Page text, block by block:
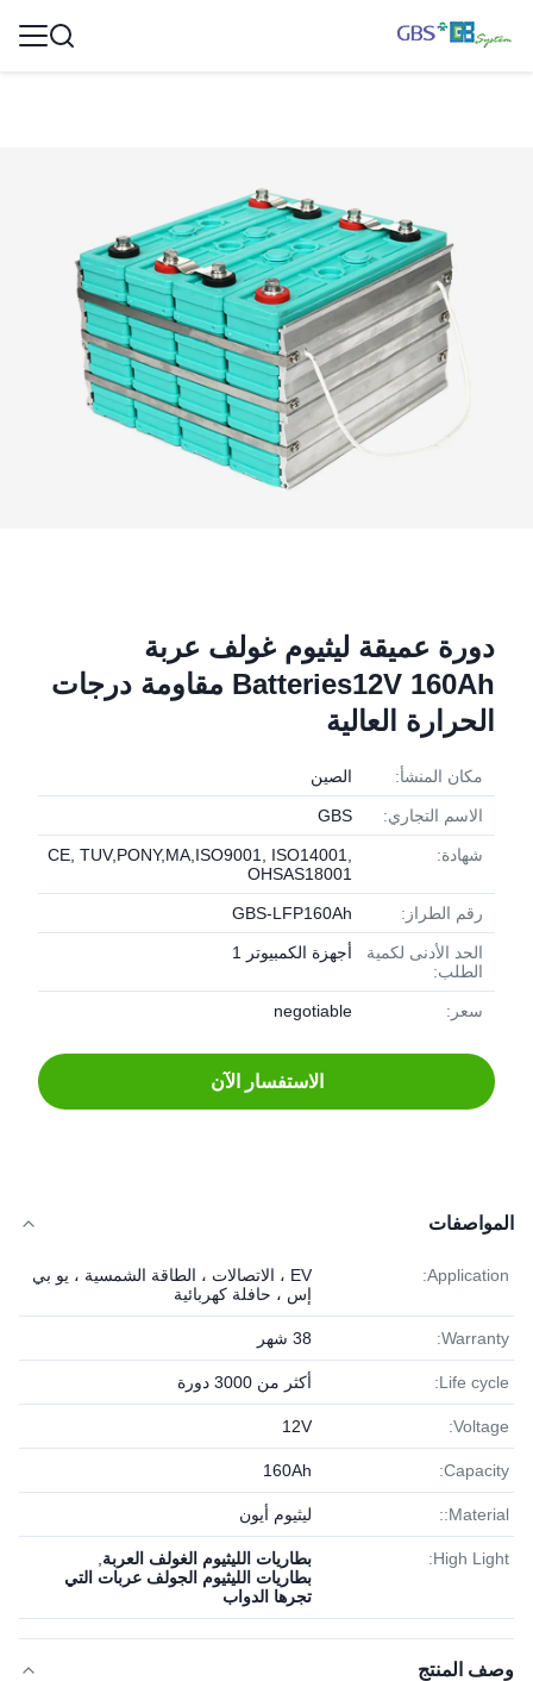
دورة عميقة ليثيوم غولف عربة
Batteries12V 160Ah مقاومة درجات
الحرارة العالية
مكان المنشأ: الصين
الاسم التجاري: GBS
شهادة:
CE, TUV,PONY,MA,ISO9001, ISO14001,
OHSAS18001
رقم الطراز: GBS-LFP160Ah
الحد الأدنى لكمية
الطلب:
أجهزة الكمبيوتر 1
سعر: negotiable
الاستفسار الآن
المواصفات
Application:
EV ، الاتصالات ، الطاقة الشمسية ، يو بي
إس ، حافلة كهربائية
Warranty: 38 شهر
Life cycle: أكثر من 3000 دورة
Voltage:
12V
Capacity:
160Ah
Material:: ليثيوم أيون
High Light: بطاريات الليثيوم الغولف العربة
بطاريات الليثيوم الجولف عربات التي
تجرها الدواب
وصف المنتج